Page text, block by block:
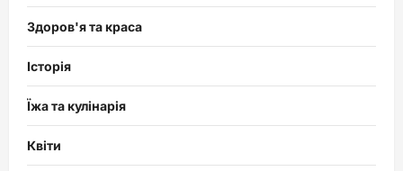
Здоров'я та краса
Історія
Їжа та кулінарія
Квіти